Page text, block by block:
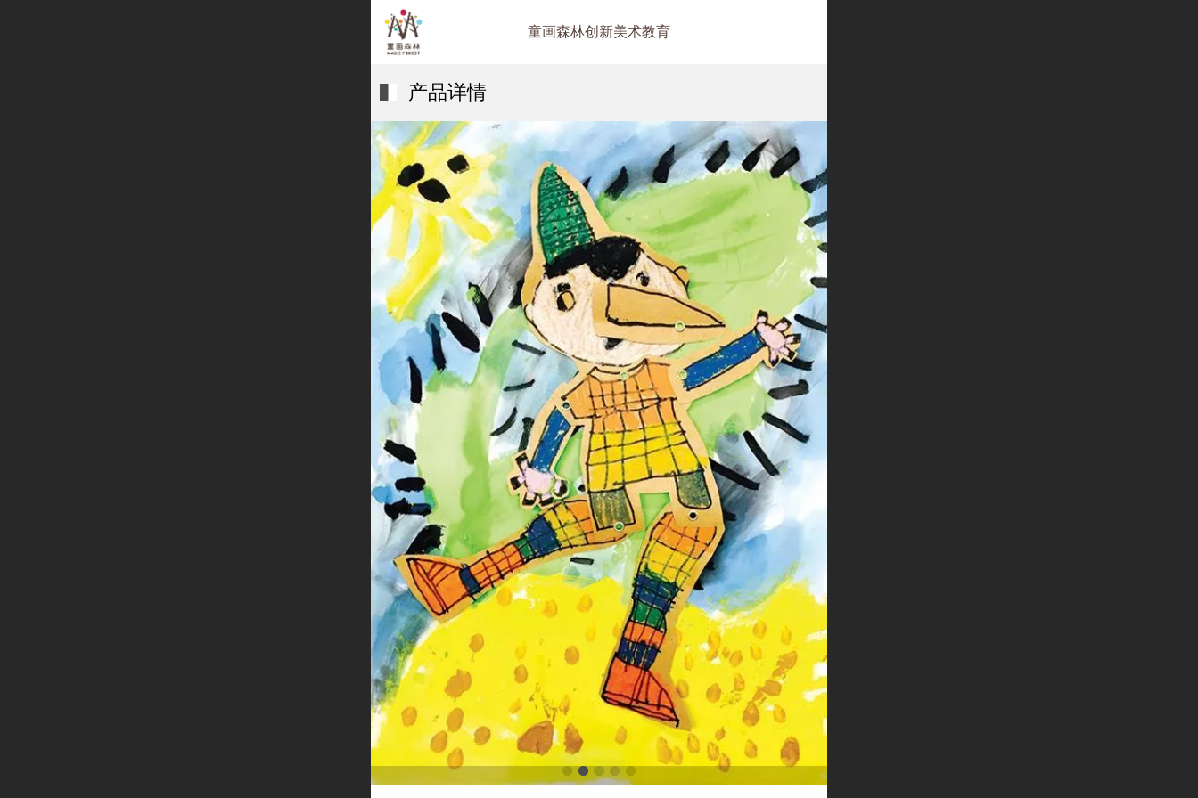
童画森林创新美术教育
产品详情